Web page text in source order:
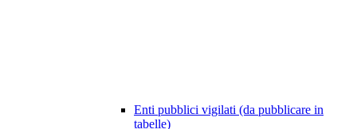
Enti pubblici vigilati (da pubblicare in
tabelle)